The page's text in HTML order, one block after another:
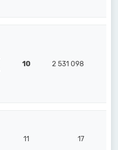
10 2 531 098
11 17